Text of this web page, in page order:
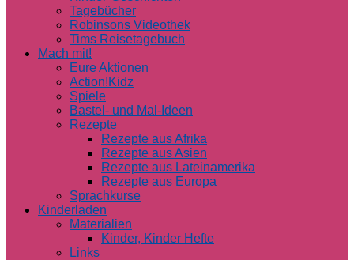
Tagebücher
Robinsons Videothek
Tims Reisetagebuch
Mach mit!
Eure Aktionen
Action!Kidz
Spiele
Bastel- und Mal-Ideen
Rezepte
Rezepte aus Afrika
Rezepte aus Asien
Rezepte aus Lateinamerika
Rezepte aus Europa
Sprachkurse
Kinderladen
Materialien
Kinder, Kinder Hefte
Links